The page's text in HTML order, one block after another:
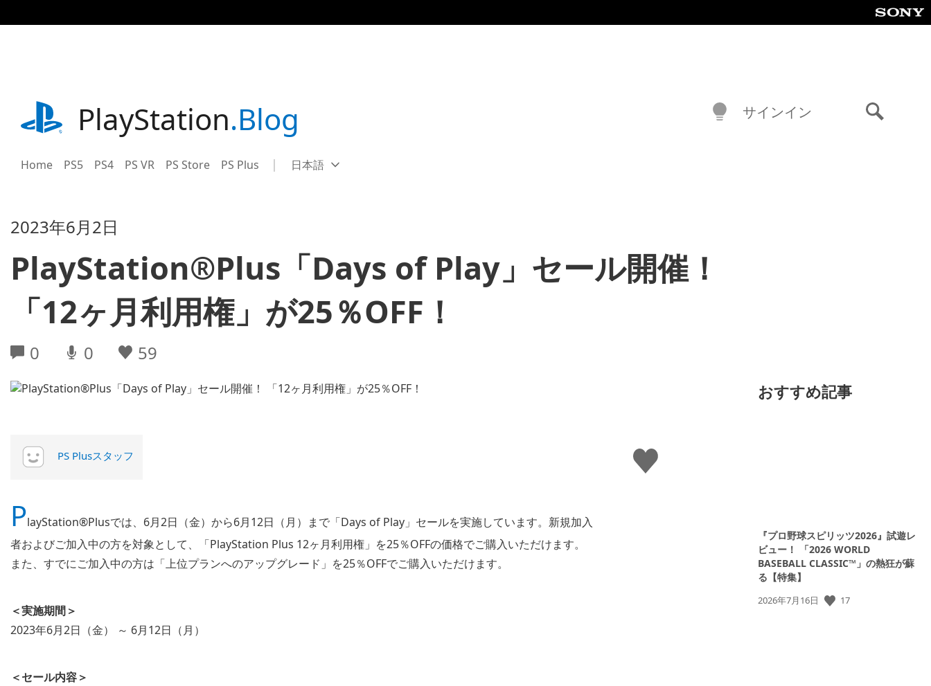
事
playstation.comPlayStation.Blog
Home PS5 PS4 PS VR PS Store PS Plus Select
Current
日本語
サインイン
2023年6月2日
PlayStation®Plus「Days of Play」セール開催！
「12ヶ月利用権」が25％OFF！
0 0 59
い
い
ね
PS Plusスタッフ
PlayStation®Plusでは、6月2日（金）から6月12日（月）まで「Days of Play」セールを実施しています。新規加入
者およびご加入中の方を対象として、「PlayStation Plus 12ヶ月利用権」を25％OFFの価格でご購入いただけます。
また、すでにご加入中の方は「上位プランへのアップグレード」を25％OFFでご購入いただけます。
＜実施期間＞
2023年6月2日（金） ～ 6月12日（月）
＜セール内容＞
おすすめ記事
『プロ野球スピリッツ2026』試遊レ
ビュー！ 「2026 WORLD
BASEBALL CLASSIC™」の熱狂が蘇
る【特集】
公
2026年7月16日 17